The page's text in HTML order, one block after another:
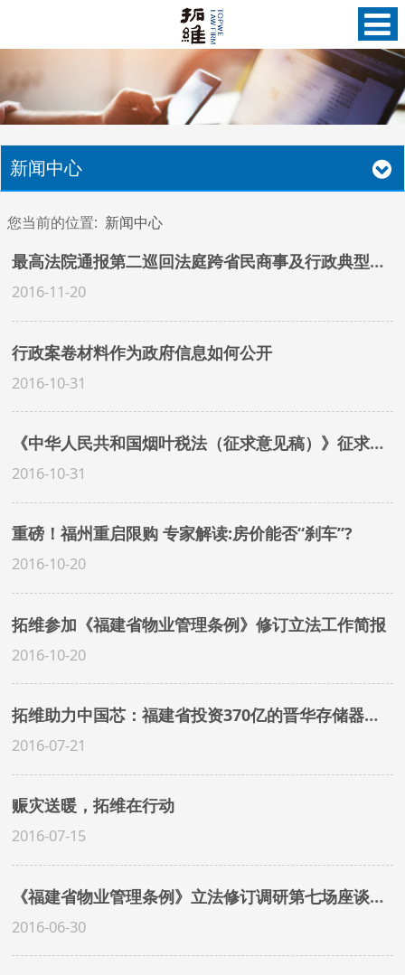
新闻中心
您当前的位置: 新闻中心
最高法院通报第二巡回法庭跨省民商事及行政典型案例
2016-11-20
行政案卷材料作为政府信息如何公开
2016-10-31
《中华人民共和国烟叶税法（征求意见稿）》征求意见
2016-10-31
重磅！福州重启限购 专家解读:房价能否“刹车”?
2016-10-20
拓维参加《福建省物业管理条例》修订立法工作简报
2016-10-20
拓维助力中国芯：福建省投资370亿的晋华存储器集成电路生产项目开工
2016-07-21
赈灾送暖，拓维在行动
2016-07-15
《福建省物业管理条例》立法修订调研第七场座谈会在福州中院举行
2016-06-30